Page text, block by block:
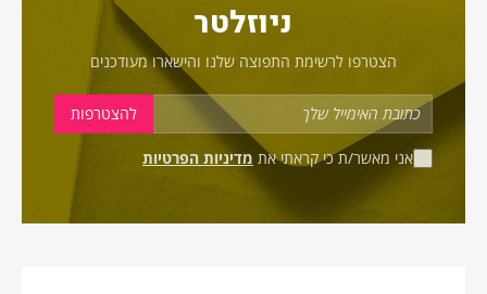
ניוזלטר
הצטרפו לרשימת התפוצה שלנו והישארו מעודכנים
אני מאשר/ת כי קראתי את מדיניות הפרטיות